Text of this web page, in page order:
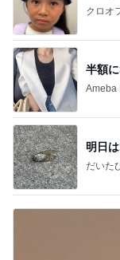
クロオ
半額
Ameba
明日
だいた